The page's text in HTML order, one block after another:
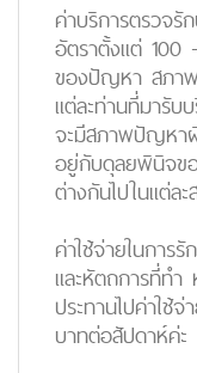
ค่าบริการตรวจรั
อัตราตั้งแต่
ของปัญหา สภา
แต่ละท่านที่มารับ
จะมีสภาพปัญหา
อยู่กับดุลยพินิจข
ต่างกันไปในแต่ล
ค่าใช้จ่ายในการรั
และหัตถการที่ทำ
ประทานไปค่าใช้จ่
บาทต่อสัปดาห์ค่ะ